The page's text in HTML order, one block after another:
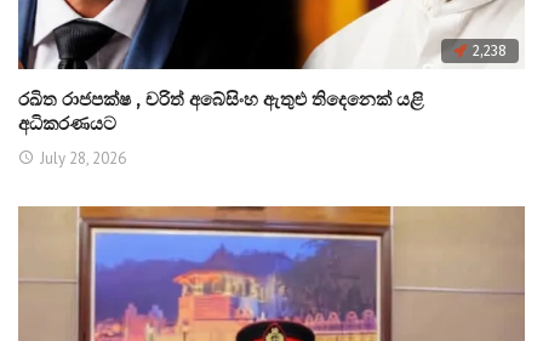
2,238
රඛිත රාජපක්ෂ , චරිත් අබේසිංහ ඇතුළු තිදෙනෙක් යළි
අධිකරණයට
July 28, 2026